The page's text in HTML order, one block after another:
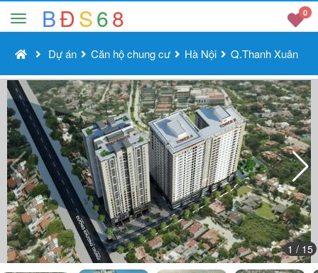
BĐS68 0
Dự án Căn hộ chung cư Hà Nội Q.Thanh Xuân
1 / 15